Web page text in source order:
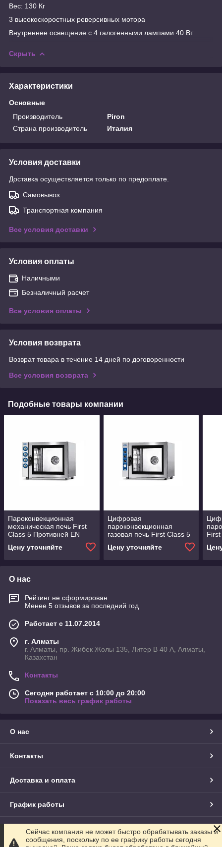
Вес: 130 Кг
3 высокоскоростных реверсивных мотора
Внутреннее освещение с 4 галогенными лампами 40 Вт
Скрыть
Характеристики
Основные
Производитель
Piron
Страна производитель
Италия
Условия доставки
Доставка осуществляется только по предоплате.
Самовывоз
Транспортная компания
Все условия доставки
Условия оплаты
Наличными
Безналичный расчет
Все условия оплаты
Условия возврата
Возврат товара в течение 14 дней по договоренности
Все условия возврата
Подобные товары компании
Пароконвекционная
механическая печь First
Class 5 Противней EN
Цену уточняйте
Цифровая
пароконвекционная
газовая печь First Class 5
Противней EN 600x400 -
GN 1/1 Piron
Цену уточняйте
О нас
Рейтинг не сформирован
Менее 5 отзывов за последний год
Работает с 11.07.2014
г. Алматы
г. Алматы, пр. Жибек Жолы 135, Литер В 40 А, Алматы,
Казахстан
Контакты
Сегодня работает с 10:00 до 20:00
Показать весь график работы
О нас
Контакты
Доставка и оплата
График работы
Полная версия сайта
Сейчас компания не может быстро обрабатывать заказы и
сообщения, поскольку по ее графику работы сегодня